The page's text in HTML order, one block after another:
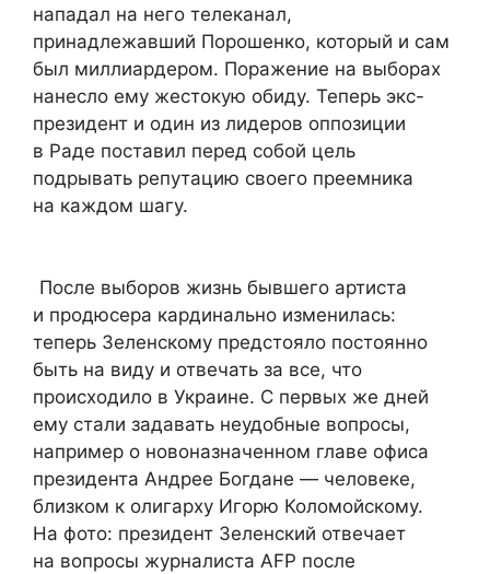
нападал на него телеканал,
принадлежавший Порошенко, который и сам
был миллиардером. Поражение на выборах
нанесло ему жестокую обиду. Теперь экс-
президент и один из лидеров оппозиции
в Раде поставил перед собой цель
подрывать репутацию своего преемника
на каждом шагу.
После выборов жизнь бывшего артиста
и продюсера кардинально изменилась:
теперь Зеленскому предстояло постоянно
быть на виду и отвечать за все, что
происходило в Украине. С первых же дней
ему стали задавать неудобные вопросы,
например о новоназначенном главе офиса
президента Андрее Богдане — человеке,
близком к олигарху Игорю Коломойскому.
На фото: президент Зеленский отвечает
на вопросы журналиста AFP после